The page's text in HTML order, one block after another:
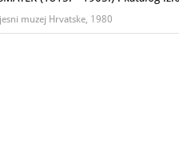
muzej Hrvatske, 1980